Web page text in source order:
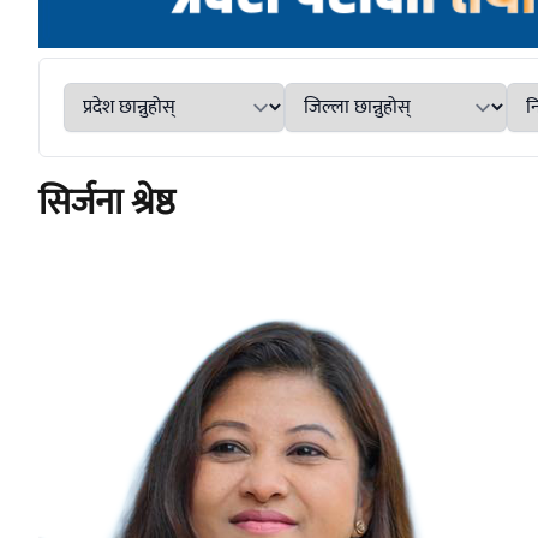
सिर्जना श्रेष्ठ